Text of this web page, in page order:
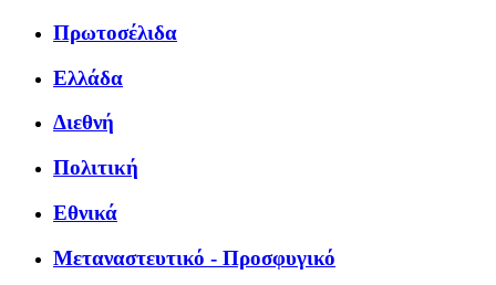
Πρωτοσέλιδα
Ελλάδα
Διεθνή
Πολιτική
Εθνικά
Μεταναστευτικό - Προσφυγικό